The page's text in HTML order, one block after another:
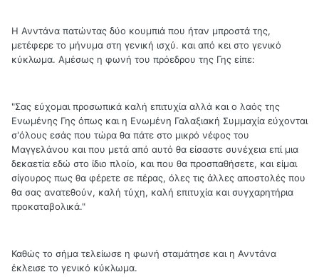
Η Ανντάνα πατώντας δύο κουμπιά που ήταν μπροστά της,
μετέφερε το μήνυμα στη γενική ισχύ. και από κει στο γενικό
κύκλωμα. Αμέσως η φωνή του πρόεδρου της Γης είπε:
"Σας εύχομαι προσωπικά καλή επιτυχία αλλά και ο λαός της
Ενωμένης Γης όπως και η Ενωμένη Γαλαξιακή Συμμαχία εύχονται
σ'όλους εσάς που τώρα θα πάτε στο μικρό νέφος του
Μαγγελάνου και που μετά από αυτό θα είσαστε συνέχεια επί μια
δεκαετία εδώ στο ίδιο πλοίο, και που θα προσπαθήσετε, και είμαι
σίγουρος πως θα φέρετε σε πέρας, όλες τις άλλες αποστολές που
θα σας ανατεθούν, καλή τύχη, καλή επιτυχία και συγχαρητήρια
προκαταβολικά."
Καθώς το σήμα τελείωσε η φωνή σταμάτησε και η Ανντάνα
έκλεισε το γενικό κύκλωμα.